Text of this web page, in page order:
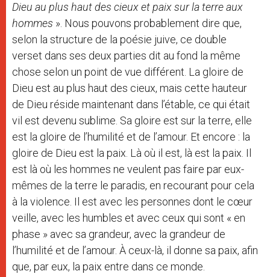
Dieu au plus haut des cieux et paix sur la terre aux
hommes ». Nous pouvons probablement dire que,
selon la structure de la poésie juive, ce double
verset dans ses deux parties dit au fond la même
chose selon un point de vue différent. La gloire de
Dieu est au plus haut des cieux, mais cette hauteur
de Dieu réside maintenant dans l’étable, ce qui était
vil est devenu sublime. Sa gloire est sur la terre, elle
est la gloire de l’humilité et de l’amour. Et encore : la
gloire de Dieu est la paix. Là où il est, là est la paix. Il
est là où les hommes ne veulent pas faire par eux-
mêmes de la terre le paradis, en recourant pour cela
à la violence. Il est avec les personnes dont le cœur
veille, avec les humbles et avec ceux qui sont « en
phase » avec sa grandeur, avec la grandeur de
l’humilité et de l’amour. À ceux-là, il donne sa paix, afin
que, par eux, la paix entre dans ce monde.